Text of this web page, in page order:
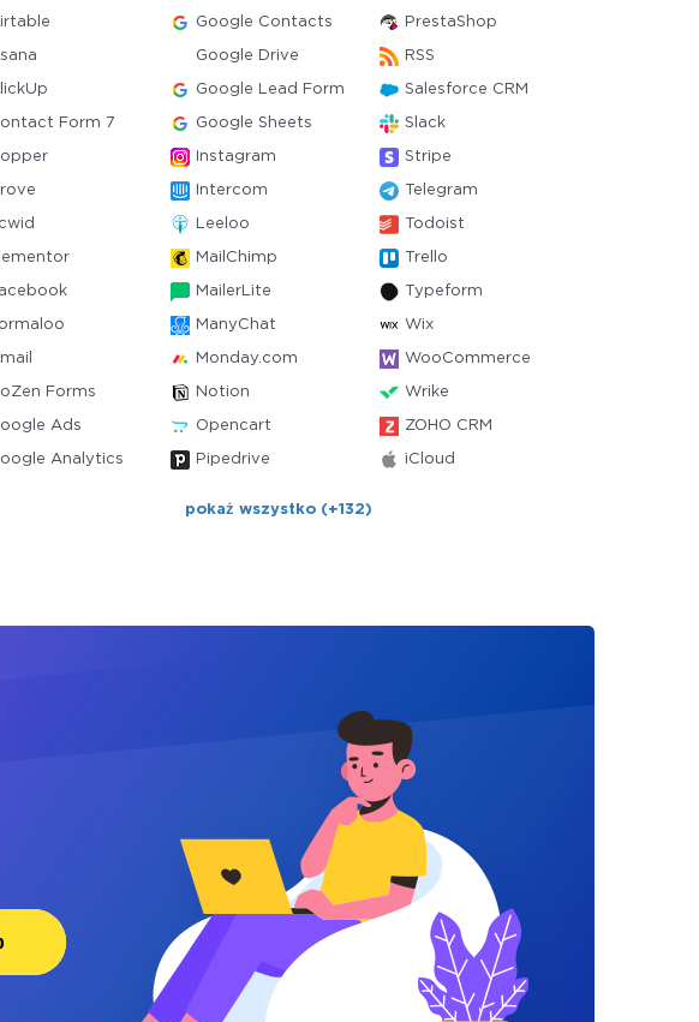
Google Contacts PrestaShop
Google Drive RSS
Google Lead Form Salesforce CRM
Form 7 Google Sheets Slack
Instagram Stripe
Intercom Telegram
Leeloo Todoist
MailChimp Trello
MailerLite Typeform
ManyChat Wix
Monday.com WooCommerce
Forms Notion Wrike
Ads Opencart ZOHO CRM
Analytics Pipedrive iCloud
pokaż wszystko (+132)